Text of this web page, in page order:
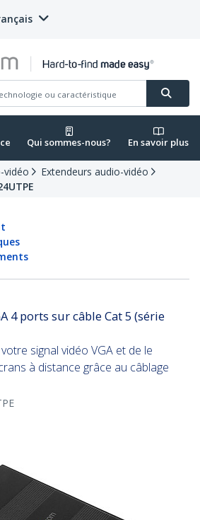
Qui sommes-nous? En savoir plus
vidéo
Extendeurs audio-vidéo
4 ports sur câble Cat 5 (série
signal vidéo VGA et de le
à distance grâce au câblage